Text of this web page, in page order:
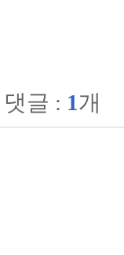
댓글 : 1개